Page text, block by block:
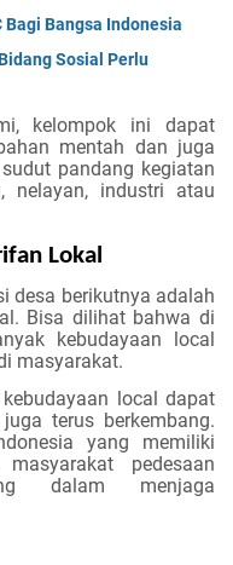
Bangsa Indonesia
Sosial Perlu
kelompok ini dapat
mentah dan juga
pandang kegiatan
nelayan, industri atau
Lokal
desa berikutnya adalah
Bisa dilihat bahwa di
kebudayaan local
masyarakat.
local dapat
terus berkembang.
yang memiliki
pedesaan
dalam menjaga